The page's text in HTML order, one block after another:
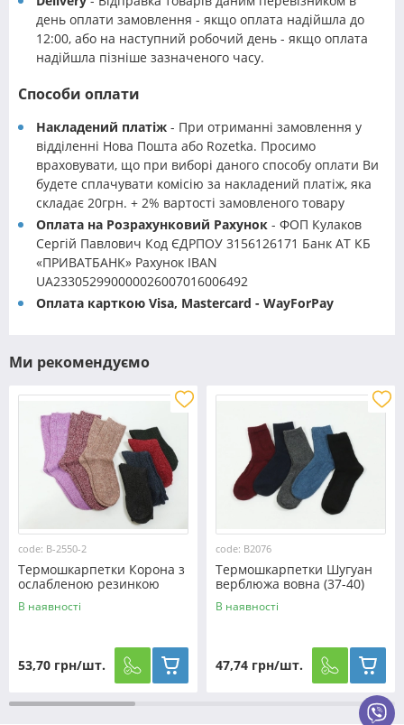
день оплати замовлення - якщо оплата надійшла до
12:00, або на наступний робочий день - якщо оплата
надійшла пізніше зазначеного часу.
Способи оплати
Накладений платіж - При отриманні замовлення у
відділенні Нова Пошта або Rozetka. Просимо
враховувати, що при виборі даного способу оплати Ви
будете сплачувати комісію за накладений платіж, яка
складає 20грн. + 2% вартості замовленого товару
Оплата на Розрахунковий Рахунок - ФОП Кулаков
Сергій Павлович Код ЄДРПОУ 3156126171 Банк АТ КБ
«ПРИВАТБАНК» Рахунок IBAN
UA233052990000026007016006492
Оплата карткою Visa, Mastercard - WayForPay
Ми рекомендуємо
code: B-2550-2
Термошкарпетки Корона з
ослабленою резинкою
верблюжа вовна (37-41)
№B-2550-2
В наявності
53,70 грн/шт.
code: B2076
Термошкарпетки Шугуан
верблюжа вовна (37-40)
№B2076
В наявності
47,74 грн/шт.